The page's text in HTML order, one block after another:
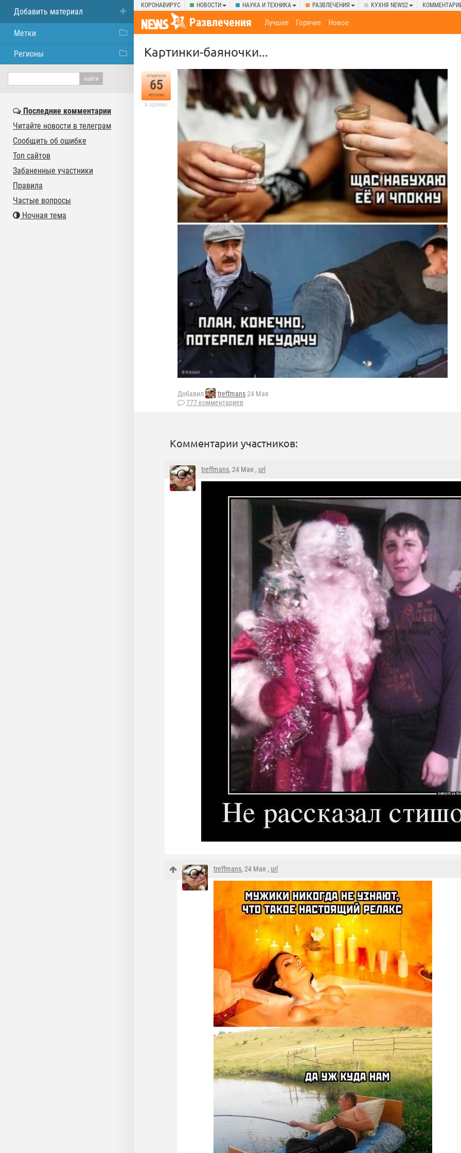
КОРОНАВИРУС НОВОСТИ НАУКА И ТЕХНИКА РАЗВЛЕЧЕНИЯ КУХНЯ NEWS2
Развлечения Лучшее Горячее Новое
Картинки-баяночки...
отметили
65
человек
в архиве
Добавил treffmans24 Мая
777 комментариев
Комментарии участников:
treffmans, 24 Мая , url
treffmans, 24 Мая , url
Добавить материал
Метки
Регионы
Последние комментарии
Читайте новости в телеграм
Сообщить об ошибке
Топ сайтов
Забаненные участники
Правила
Частые вопросы
Ночная тема